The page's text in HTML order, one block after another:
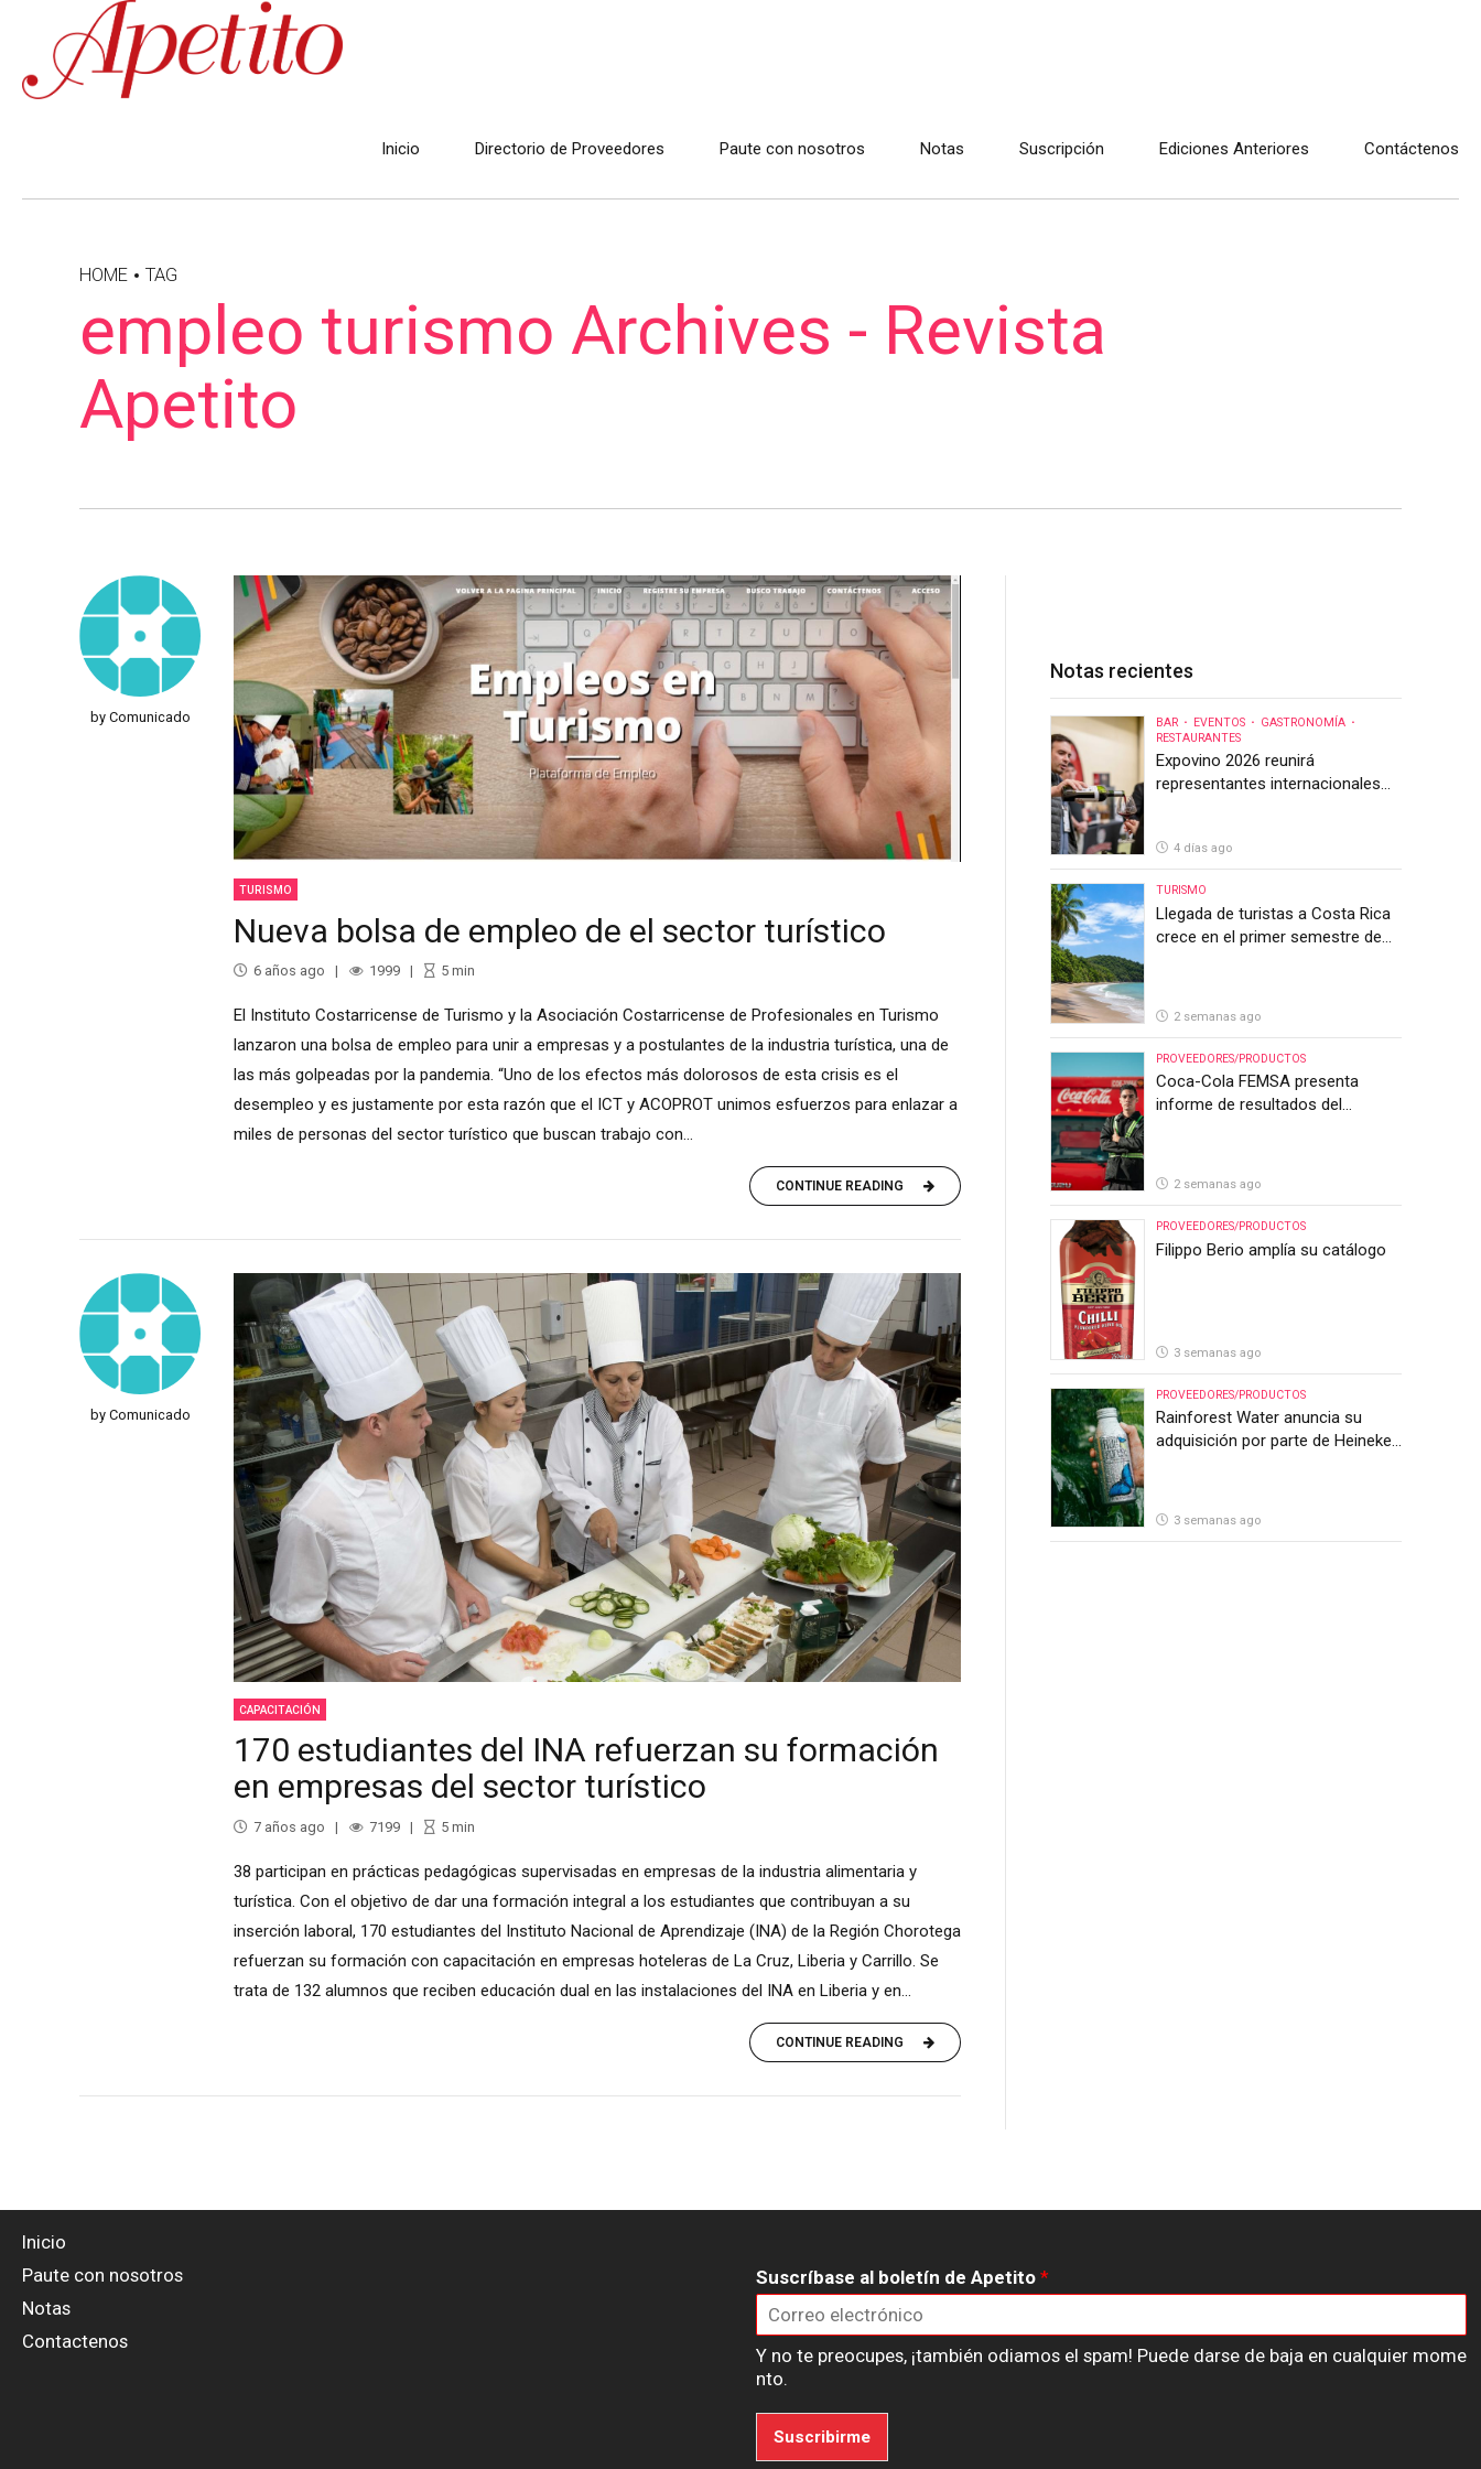
Inicio Directorio de Proveedores Paute con nosotros Notas Suscripción Ediciones Anteriores Contáctenos
HOME TAG
empleo turismo Archives - Revista
Apetito
by Comunicado
TURISMO
Nueva bolsa de empleo de el sector turístico
6 años ago 1999 5min
El Instituto Costarricense de Turismo y la Asociación Costarricense de Profesionales en Turismo
lanzaron una bolsa de empleo para unir a empresas y a postulantes de la industria turística, una de
las más golpeadas por la pandemia. “Uno de los efectos más dolorosos de esta crisis es el
desempleo y es justamente por esta razón que el ICT y ACOPROT unimos esfuerzos para enlazar a
miles de personas del sector turístico que buscan trabajo con...
CONTINUE READING
by Comunicado
CAPACITACIÓN
170 estudiantes del INA refuerzan su formación
en empresas del sector turístico
7 años ago 7199 5min
38 participan en prácticas pedagógicas supervisadas en empresas de la industria alimentaria y
turística. Con el objetivo de dar una formación integral a los estudiantes que contribuyan a su
inserción laboral, 170 estudiantes del Instituto Nacional de Aprendizaje (INA) de la Región Chorotega
refuerzan su formación con capacitación en empresas hoteleras de La Cruz, Liberia y Carrillo. Se
trata de 132 alumnos que reciben educación dual en las instalaciones del INA en Liberia y en...
CONTINUE READING
Notas recientes
BAR EVENTOS
GASTRONOMÍA
RESTAURANTES
Expovino 2026 reunirá
representantes internacionales
4 días ago
TURISMO
Llegada de turistas a Costa Rica
crece en el primer semestre de
2 semanas ago
PROVEEDORES/PRODUCTOS
Coca-Cola FEMSA presenta
informe de resultados del
2 semanas ago
PROVEEDORES/PRODUCTOS
Filippo Berio amplía su catálogo
3 semanas ago
PROVEEDORES/PRODUCTOS
Rainforest Water anuncia su
adquisición por parte de Heineken
3 semanas ago
Inicio
Paute con nosotros
Notas
Contactenos
Suscríbase al boletín de Apetito *
Y no te preocupes, ¡también odiamos el spam! Puede darse de baja en cualquier mome
nto.
Suscribirme